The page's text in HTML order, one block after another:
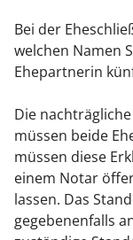
Bei der
welchen Namen
Ehepartnerin
Die
müssen beide
müssen diese
einem Notar
lassen. Das
gegebenenfalls